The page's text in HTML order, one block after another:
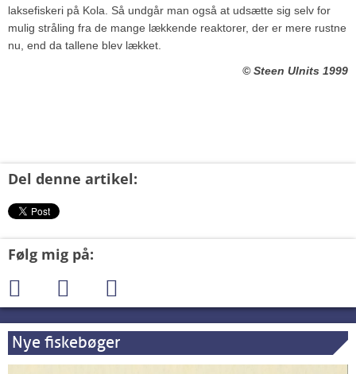
laksefiskeri på Kola. Så undgår man også at udsætte sig selv for
mulig stråling fra de mange lækkende reaktorer, der er mere rustne
nu, end da tallene blev lækket.
© Steen Ulnits 1999
Del denne artikel:
Følg mig på:
Nye fiskebøger